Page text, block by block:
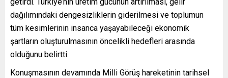
dağılımındaki dengesizliklerin giderilmesi ve toplumun
tüm kesimlerinin insanca yaşayabileceği ekonomik
şartların oluşturulmasının öncelikli hedefleri arasında
olduğunu belirtti.
Konuşmasının devamında Milli Görüş hareketinin tarihsel